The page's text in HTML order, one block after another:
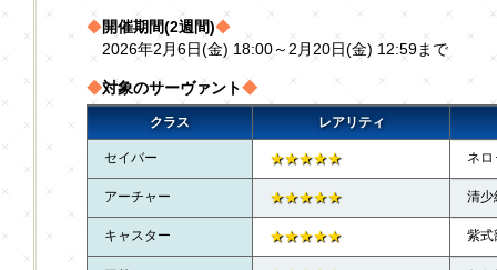
◆開催期間(2週間)◆
2026年2月6日(金) 18:00～2月20日(金) 12:59まで
◆対象のサーヴァント◆
クラス レアリティ
セイバー ★★★★★ ネ
アーチャー ★★★★★ 清少
キャスター ★★★★★ 紫式